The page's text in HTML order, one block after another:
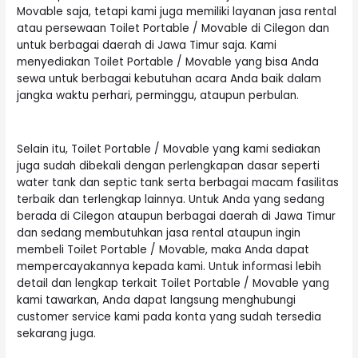
Movable saja, tetapi kami juga memiliki layanan jasa rental
atau persewaan Toilet Portable / Movable di Cilegon dan
untuk berbagai daerah di Jawa Timur saja. Kami
menyediakan Toilet Portable / Movable yang bisa Anda
sewa untuk berbagai kebutuhan acara Anda baik dalam
jangka waktu perhari, perminggu, ataupun perbulan.
Selain itu, Toilet Portable / Movable yang kami sediakan
juga sudah dibekali dengan perlengkapan dasar seperti
water tank dan septic tank serta berbagai macam fasilitas
terbaik dan terlengkap lainnya. Untuk Anda yang sedang
berada di Cilegon ataupun berbagai daerah di Jawa Timur
dan sedang membutuhkan jasa rental ataupun ingin
membeli Toilet Portable / Movable, maka Anda dapat
mempercayakannya kepada kami. Untuk informasi lebih
detail dan lengkap terkait Toilet Portable / Movable yang
kami tawarkan, Anda dapat langsung menghubungi
customer service kami pada konta yang sudah tersedia
sekarang juga.